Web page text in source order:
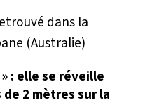
: elle se réveille
2 mètres sur la